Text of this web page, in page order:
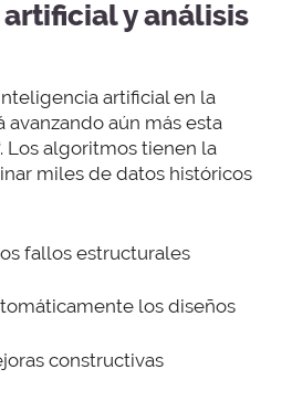
y análisis
artificial en la
avanzando aún más esta
Los algoritmos tienen la
miles de datos históricos
fallos estructurales
los diseños
constructivas